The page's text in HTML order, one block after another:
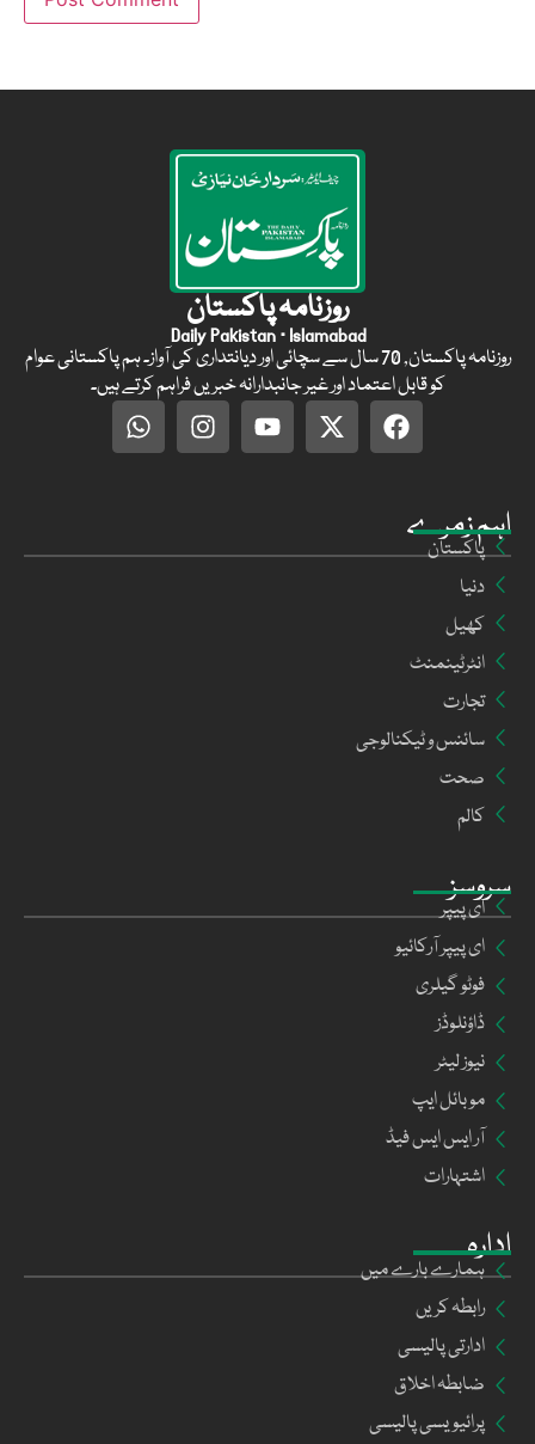
ادارہ
ہمارے بارے میں
رابطہ کریں
ادارتی پالیسی
ضابطہ اخلاق
پرائیویسی پالیسی
سروسز
ای پیپر
ای پیپر آرکائیو
فوٹو گیلری
ڈاؤنلوڈز
نیوز لیٹر
موبائل ایپ
آر ایس ایس فیڈ
اشتہارات
اہم زمرے
پاکستان
دنیا
کھیل
انٹرٹینمنٹ
تجارت
سائنس و ٹیکنالوجی
صحت
کالم
روزنامہ پاکستان
Daily Pakistan · Islamabad
روزنامہ پاکستان, 70 سال سے سچائی اور دیانتداری کی آواز۔ ہم پاکستانی عوام
کو قابل اعتماد اور غیر جانبدارانہ خبریں فراہم کرتے ہیں۔